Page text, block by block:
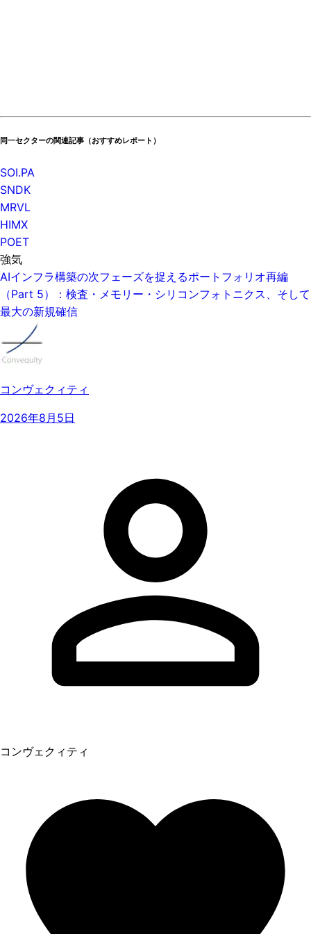
同一セクターの関連記事（おすすめレポート）
SOI.PA
SNDK
MRVL
HIMX
POET
強気
AIインフラ構築の次フェーズを捉えるポートフォリオ再編
（Part 5）：検査・メモリー・シリコンフォトニクス、そして
最大の新規確信
コンヴェクィティ
2026年8月5日
コンヴェクィティ